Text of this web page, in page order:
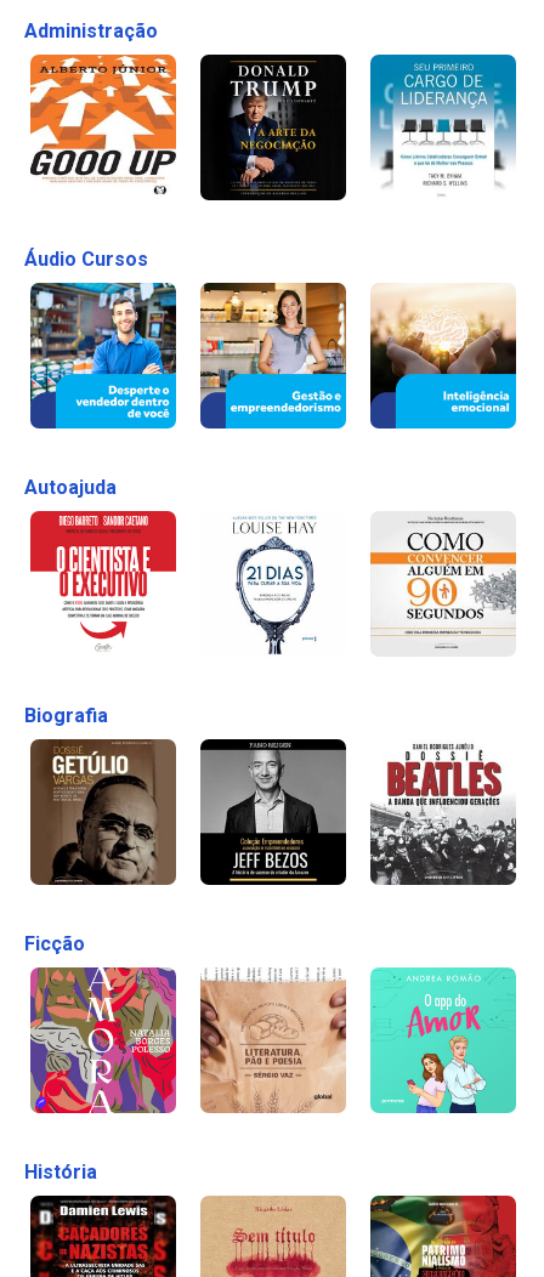
Administração
Áudio Cursos
Autoajuda
Biografia
Ficção
História